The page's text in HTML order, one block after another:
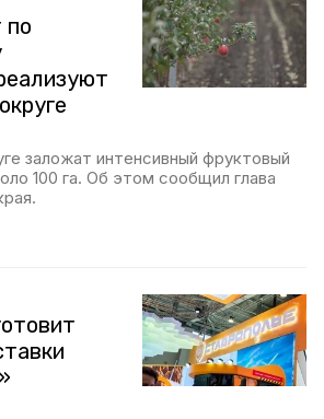
по
заложат интенсивный фруктовый
100 га. Об этом сообщил глава